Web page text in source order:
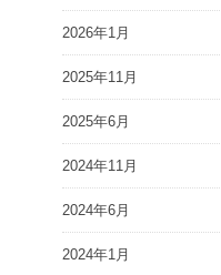
2026年1月
2025年11月
2025年6月
2024年11月
2024年6月
2024年1月